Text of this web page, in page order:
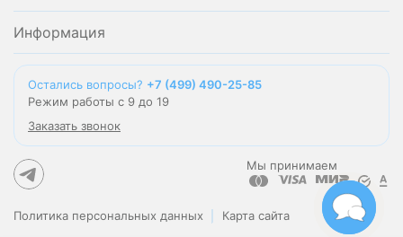
Информация
Остались вопросы? +7 (499) 490-25-85
Режим работы с 9 до 19
Заказать звонок
Мы принимаем
Политика персональных данных Карта сайта